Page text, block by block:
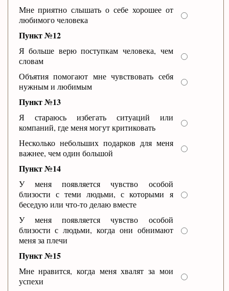
Мне приятно слышать о себе хорошее от
любимого человека
Пункт №12
Я больше верю поступкам человека, чем
словам
Объятия помогают мне чувствовать себя
нужным и любимым
Пункт №13
Я стараюсь избегать ситуаций или
компаний, где меня могут критиковать
Несколько небольших подарков для меня
важнее, чем один большой
Пункт №14
У меня появляется чувство особой
близости с теми людьми, с которыми я
беседую или что-то делаю вместе
У меня появляется чувство особой
близости с людьми, когда они обнимают
меня за плечи
Пункт №15
Мне нравится, когда меня хвалят за мои
успехи